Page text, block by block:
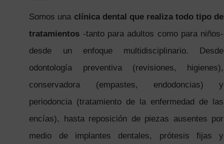
Somos una clínica dental que realiza todo tipo de
tratamientos -tanto para adultos como para niños-
desde un enfoque multidisciplinario. Desde
odontología preventiva (revisiones, higienes),
conservadora (empastes, endodoncias) y
periodoncia (tratamiento de la enfermedad de las
encías), hasta reposición de piezas ausentes por
medio de implantes dentales, prótesis fijas y